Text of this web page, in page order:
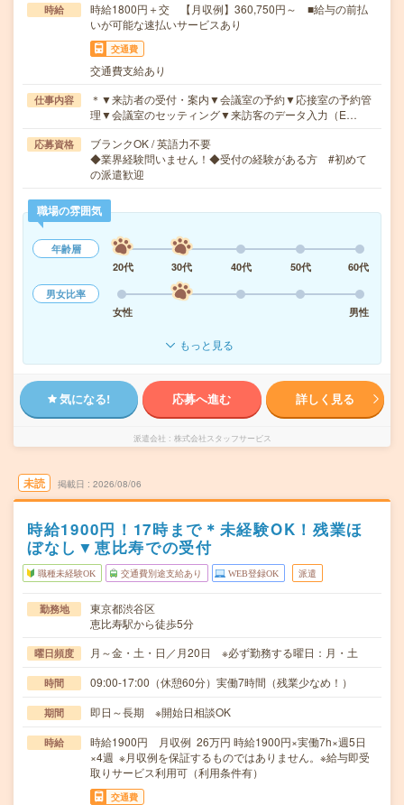
時給
時給1800円＋交 【月収例】360,750円～ ■給与の前払
いが可能な速払いサービスあり
交通費
交通費支給あり
仕事内容
＊▼来訪者の受付・案内▼会議室の予約▼応接室の予約管
理▼会議室のセッティング▼来訪客のデータ入力（E…
応募資格
ブランクOK / 英語力不要
◆業界経験問いません！◆受付の経験がある方 #初めて
の派遣歓迎
職場の雰囲気
年齢層
20代
30代 40代 50代
60代
男女比率
女性
男性
もっと見る
気になる! 応募へ進む 詳しく見る
派遣会社 株式会社スタッフサービス
未読 掲載日 2026/08/06
時給1900円！17時まで＊未経験OK！残業ほ
ぼなし▼恵比寿での受付
職種未経験OK 交通費別途支給あり WEB登録OK 派遣
勤務地
東京都渋谷区
恵比寿駅から徒歩5分
曜日頻度 月～金・土・日／月20日 ※必ず勤務する曜日：月・土
時間 09:00-17:00（休憩60分）実働7時間（残業少なめ！）
期間 即日～長期 ※開始日相談OK
時給
時給1900円 月収例 26万円 時給1900円×実働7h×週5日
×4週 ※月収例を保証するものではありません。※給与即受
取りサービス利用可（利用条件有）
交通費